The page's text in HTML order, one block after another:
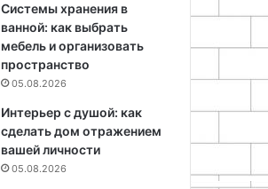
Системы хранения в
ванной: как выбрать
мебель и организовать
пространство
05.08.2026
Интерьер с душой: как
сделать дом отражением
вашей личности
05.08.2026